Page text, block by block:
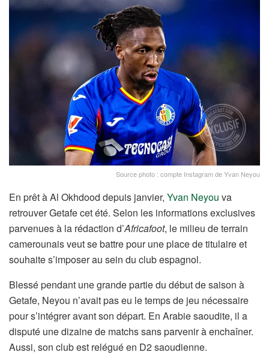
Source photo : compte Instagram de Yvan Neyou
En prêt à Al Okhdood depuis janvier, Yvan Neyou va
retrouver Getafe cet été. Selon les informations exclusives
parvenues à la rédaction d’Africafoot, le milieu de terrain
camerounais veut se battre pour une place de titulaire et
souhaite s’imposer au sein du club espagnol.
Blessé pendant une grande partie du début de saison à
Getafe, Neyou n’avait pas eu le temps de jeu nécessaire
pour s’intégrer avant son départ. En Arabie saoudite, il a
disputé une dizaine de matchs sans parvenir à enchaîner.
Aussi, son club est relégué en D2 saoudienne.